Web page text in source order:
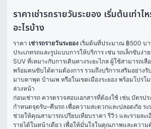
ราคาเช่ารถรายวันระยอง เริ่มต้นเท่าไ
อะไรบ้าง
ราคา เช่ารถรายวันระยอง เริ่มต้นที่ประมาณ ฿500 บ
ประเภทรถและรูปแบบการให้บริการ เช่น รถเล็กขับง่า
SUV ที่เหมาะกับการเดินทางระยะไกล ผู้ใช้สามารถเ
พร้อมคนขับได้ตามต้องการ รวมถึงบริการเสริมอย่าง
มาบตาพุด บ้านเพ หรือในเขตเมืองระยอง พร้อมโปรโ
ล่วงหน้า
ก่อนเช่ารถ ควรตรวจสอบเอกสารที่ต้องใช้ เช่น บัตรป
กำหนดจุดรับ–คืนรถ เพื่อความสะดวกและปลอดภัย ระ
ช่วยให้คุณสามารถเปรียบเทียบราคา รีวิว และรายละ
รายได้ในหน้าเดียว เพื่อให้มั่นใจในคุณภาพและควา